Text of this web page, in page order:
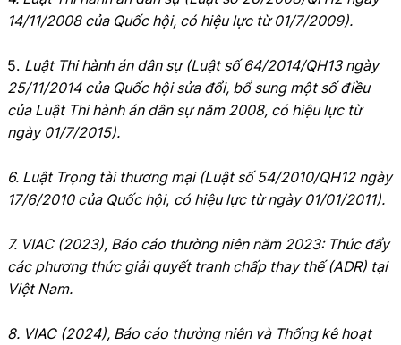
14/11/2008 của Quốc hội, có hiệu lực từ 01/7/2009).
5. Luật Thi hành án dân sự (Luật số 64/2014/QH13 ngày
25/11/2014 của Quốc hội sửa đổi, bổ sung một số điều
của Luật Thi hành án dân sự năm 2008, có hiệu lực từ
ngày 01/7/2015).
6. Luật Trọng tài thương mại (Luật số 54/2010/QH12 ngày
17/6/2010 của Quốc hội, có hiệu lực từ ngày 01/01/2011).
7. VIAC (2023), Báo cáo thường niên năm 2023: Thúc đẩy
các phương thức giải quyết tranh chấp thay thế (ADR) tại
Việt Nam.
8. VIAC (2024), Báo cáo thường niên và Thống kê hoạt